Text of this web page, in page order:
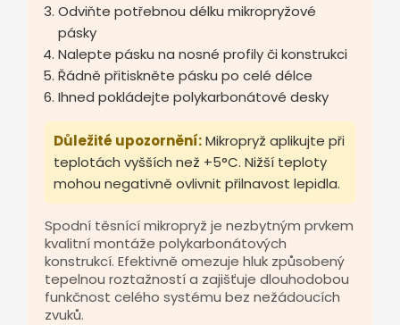
Odviňte potřebnou délku mikropryžové
pásky
Nalepte pásku na nosné profily či konstrukci
Řádně přitiskněte pásku po celé délce
Ihned pokládejte polykarbonátové desky
Důležité upozornění:Mikropryž aplikujte při
teplotách vyšších než +5°C. Nižší teploty
mohou negativně ovlivnit přilnavost lepidla.
Spodní těsnící mikropryž je nezbytným prvkem
kvalitní montáže polykarbonátových
konstrukcí. Efektivně omezuje hluk způsobený
tepelnou roztažností a zajišťuje dlouhodobou
funkčnost celého systému bez nežádoucích
zvuků.